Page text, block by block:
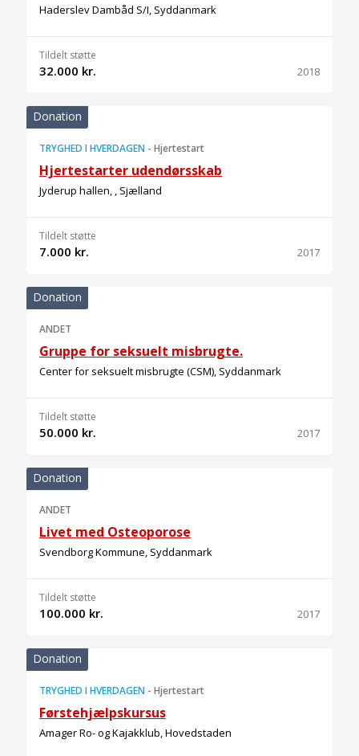
Haderslev Dambåd S/I, Syddanmark
Tildelt støtte
32.000 kr. 2018
Donation
TRYGHED I HVERDAGEN - Hjertestart
Hjertestarter udendørsskab
Jyderup hallen, , Sjælland
Tildelt støtte
7.000 kr. 2017
Donation
ANDET
Gruppe for seksuelt misbrugte.
Center for seksuelt misbrugte (CSM), Syddanmark
Tildelt støtte
50.000 kr. 2017
Donation
ANDET
Livet med Osteoporose
Svendborg Kommune, Syddanmark
Tildelt støtte
100.000 kr. 2017
Donation
TRYGHED I HVERDAGEN - Hjertestart
Førstehjælpskursus
Amager Ro- og Kajakklub, Hovedstaden